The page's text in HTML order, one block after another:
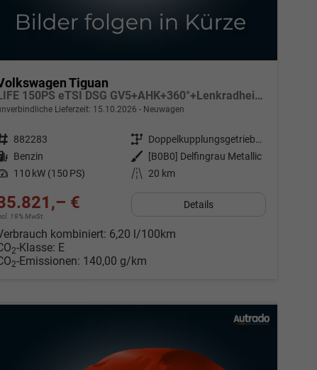
Tiguan
LIFE 150PS eTSI DSG GV5+AHK+360°+Lenkradheiz+IQ.Drive+ACC+App+eHeck+LED
Lieferzeit: 15.10.2026 Neuwagen
Fahrzeugnr. 882283 Getriebe
Doppelkupplungsgetriebe (DSG)
Kraftstoff Benzin Außenfarbe
[B0B0] Delfingrau Metallic
Leistung 110 kW (150 PS) Kilometerstand 20 km
€
19% MwSt.
Details
kombiniert: 6,20 l/100km
2-Klasse: E
2-Emissionen: 140,00 g/km